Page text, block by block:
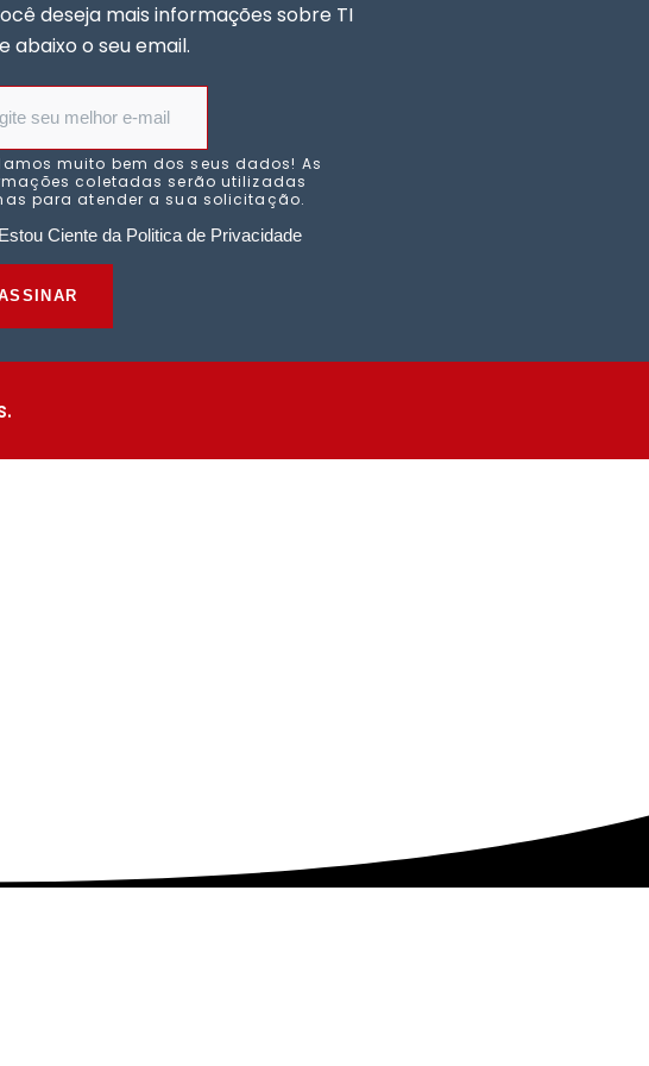
deseja mais informações sobre TI
abaixo o seu email.
muito bem dos seus dados! As
coletadas serão utilizadas
para atender a sua solicitação.
Estou Ciente da Politica de Privacidade